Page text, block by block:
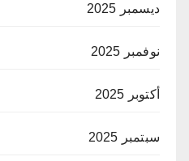
ديسمبر 2025
نوفمبر 2025
أكتوبر 2025
سبتمبر 2025